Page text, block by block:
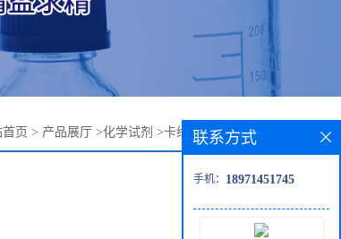
首页 > 产品展厅 >化学试剂 >卡络磺钠杂质28——
联系方式
手机： 18971451745